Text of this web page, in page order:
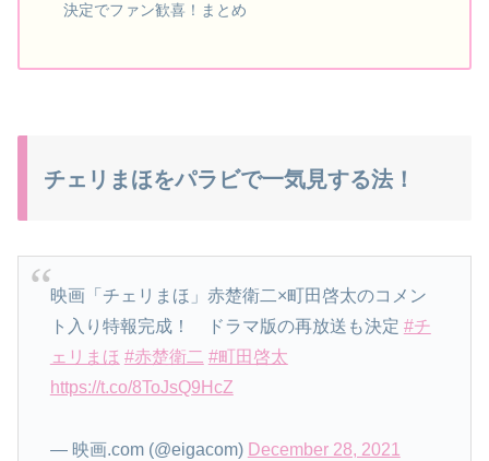
決定でファン歓喜！まとめ
チェリまほをパラビで一気見する法！
映画「チェリまほ」赤楚衛二×町田啓太のコメン
ト入り特報完成！ ドラマ版の再放送も決定 #チ
ェリまほ #赤楚衛二 #町田啓太
https://t.co/8ToJsQ9HcZ
— 映画.com (@eigacom) December 28, 2021